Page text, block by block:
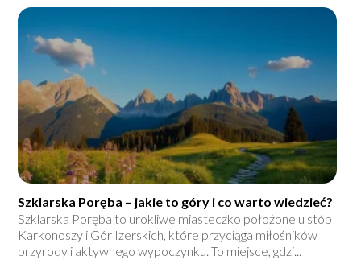
Szklarska Poręba – jakie to góry i co warto wiedzieć?
Szklarska Poręba to urokliwe miasteczko położone u stóp
Karkonoszy i Gór Izerskich, które przyciąga miłośników
przyrody i aktywnego wypoczynku. To miejsce, gdzi...